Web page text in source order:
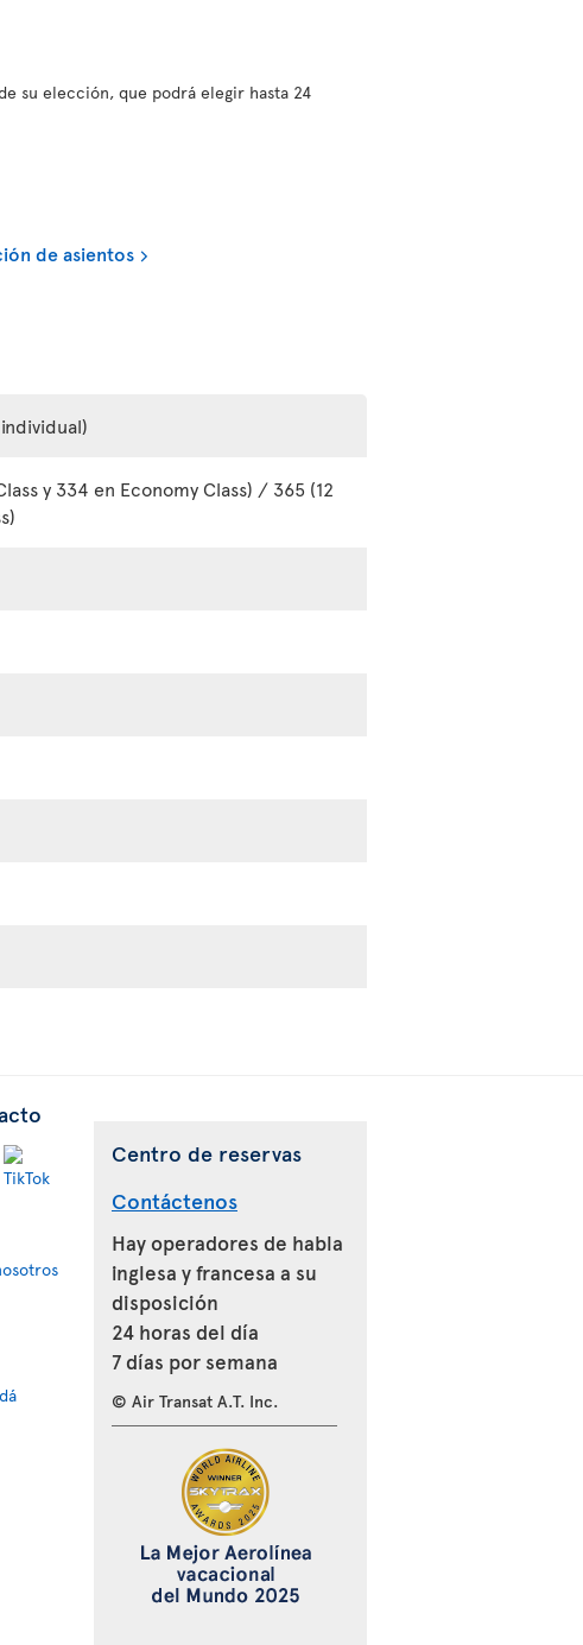
su elección, que podrá elegir hasta 24
de asientos
y 334 en Economy Class) / 365 (12
Centro de reservas
Contáctenos
Hay operadores de habla
inglesa y francesa a su
disposición
24 horas del día
7 días por semana
© Air Transat A.T. Inc.